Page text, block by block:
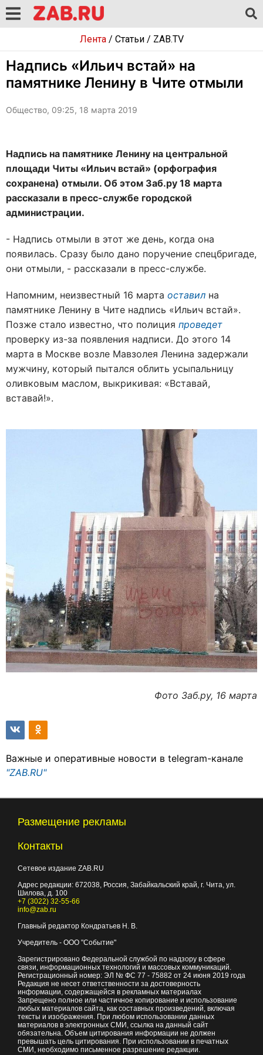
Лента/ Статьи/ ZAB.TV
Надпись «Ильич встай» на
памятнике Ленину в Чите отмыли
Общество, 09:25, 18 марта 2019
Надпись на памятнике Ленину на центральной
площади Читы «Ильич встай» (орфография
сохранена) отмыли. Об этом Заб.ру 18 марта
рассказали в пресс-службе городской
администрации.
- Надпись отмыли в этот же день, когда она
появилась. Сразу было дано поручение спецбригаде,
они отмыли, - рассказали в пресс-службе.
Напомним, неизвестный 16 марта оставил на
памятнике Ленину в Чите надпись «Ильич встай».
Позже стало известно, что полиция проведет
проверку из-за появления надписи. До этого 14
марта в Москве возле Мавзолея Ленина задержали
мужчину, который пытался облить усыпальницу
оливковым маслом, выкрикивая: «Вставай,
вставай!».
Фото Заб.ру, 16 марта
Важные и оперативные новости в telegram-канале
"ZAB.RU"
Размещение рекламы
Контакты
Сетевое издание ZAB.RU
Адрес редакции: 672038, Россия, Забайкальский край, г. Чита, ул.
Шилова, д. 100
+7 (3022) 32-55-66
info@zab.ru
Главный редактор Кондратьев Н. В.
Учредитель - ООО "Событие"
Зарегистрировано Федеральной службой по надзору в сфере
связи, информационных технологий и массовых коммуникаций.
Регистрационный номер: ЭЛ № ФС 77 - 75882 от 24 июня 2019 года
Редакция не несет ответственности за достоверность
информации, содержащейся в рекламных материалах
Запрещено полное или частичное копирование и использование
любых материалов сайта, как составных произведений, включая
тексты и изображения. При любом использовании данных
материалов в электронных СМИ, ссылка на данный сайт
обязательна. Объем цитирования информации не должен
превышать цель цитирования. При использовании в печатных
СМИ, необходимо письменное разрешение редакции.